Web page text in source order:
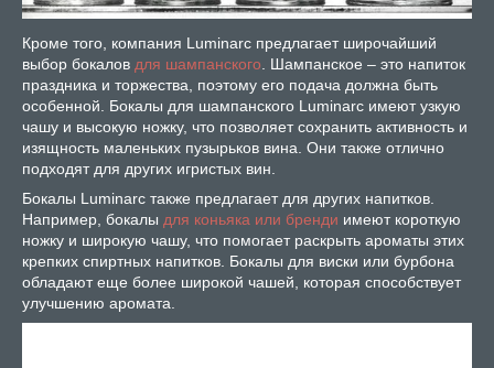
Кроме того, компания Luminarc предлагает широчайший
выбор бокалов для шампанского . Шампанское – это напиток
праздника и торжества, поэтому его подача должна быть
особенной. Бокалы для шампанского Luminarc имеют узкую
чашу и высокую ножку, что позволяет сохранить активность и
изящность маленьких пузырьков вина. Они также отлично
подходят для других игристых вин.
Бокалы Luminarc также предлагает для других напитков.
Например, бокалы для коньяка или бренди имеют короткую
ножку и широкую чашу, что помогает раскрыть ароматы этих
крепких спиртных напитков. Бокалы для виски или бурбона
обладают еще более широкой чашей, которая способствует
улучшению аромата.